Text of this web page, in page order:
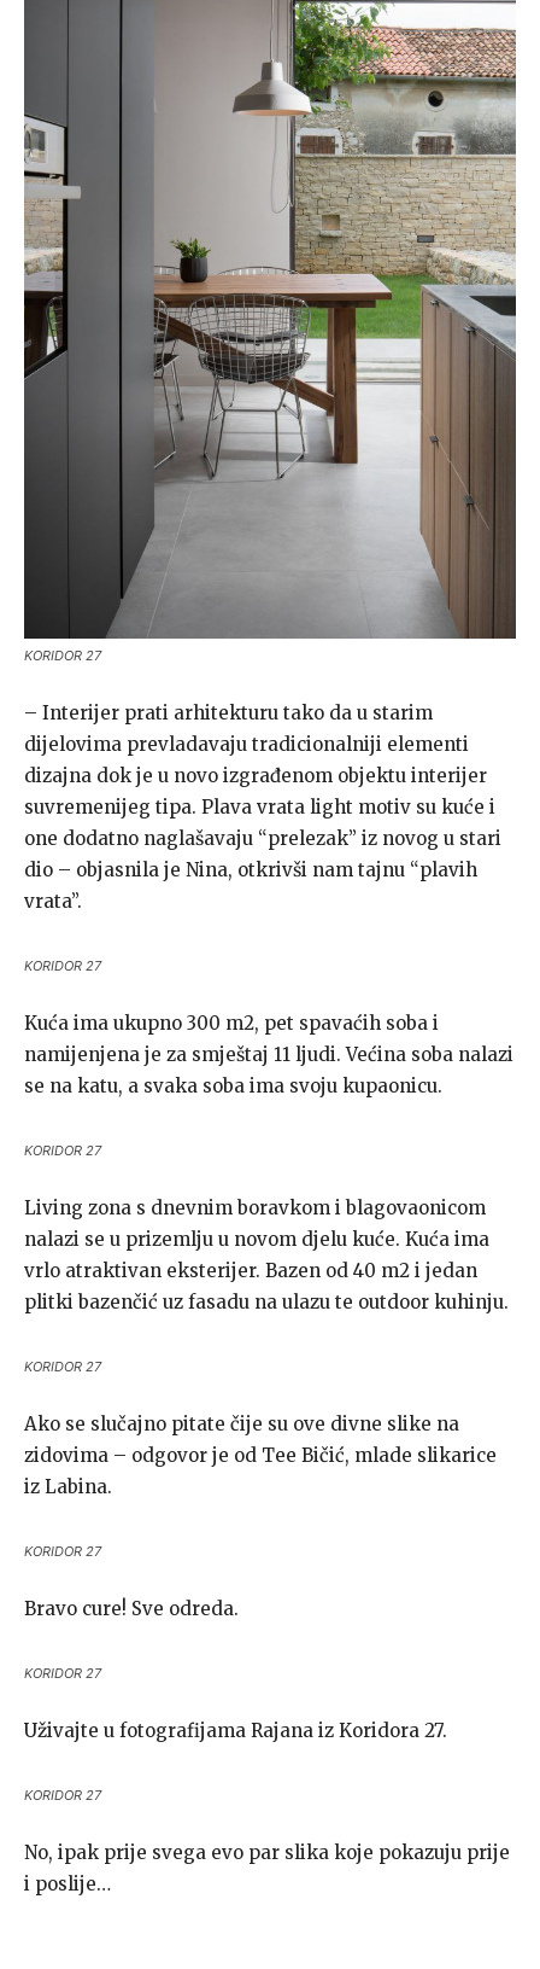
KORIDOR 27
– Interijer prati arhitekturu tako da u starim
dijelovima prevladavaju tradicionalniji elementi
dizajna dok je u novo izgrađenom objektu interijer
suvremenijeg tipa. Plava vrata light motiv su kuće i
one dodatno naglašavaju “prelezak” iz novog u stari
dio – objasnila je Nina, otkrivši nam tajnu “plavih
vrata”.
KORIDOR 27
Kuća ima ukupno 300 m2, pet spavaćih soba i
namijenjena je za smještaj 11 ljudi. Većina soba nalazi
se na katu, a svaka soba ima svoju kupaonicu.
KORIDOR 27
Living zona s dnevnim boravkom i blagovaonicom
nalazi se u prizemlju u novom djelu kuće. Kuća ima
vrlo atraktivan eksterijer. Bazen od 40 m2 i jedan
plitki bazenčić uz fasadu na ulazu te outdoor kuhinju.
KORIDOR 27
Ako se slučajno pitate čije su ove divne slike na
zidovima – odgovor je od Tee Bičić, mlade slikarice
iz Labina.
KORIDOR 27
Bravo cure! Sve odreda.
KORIDOR 27
Uživajte u fotografijama Rajana iz Koridora 27.
KORIDOR 27
No, ipak prije svega evo par slika koje pokazuju prije
i poslije…